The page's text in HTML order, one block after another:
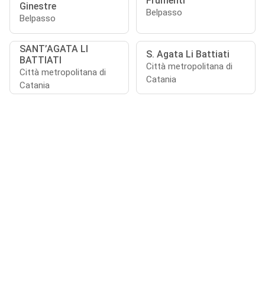
Ginestre
Belpasso
Belpasso
SANT’AGATA LI
BATTIATI
Città metropolitana di
Catania
S. Agata Li Battiati
Città metropolitana di
Catania